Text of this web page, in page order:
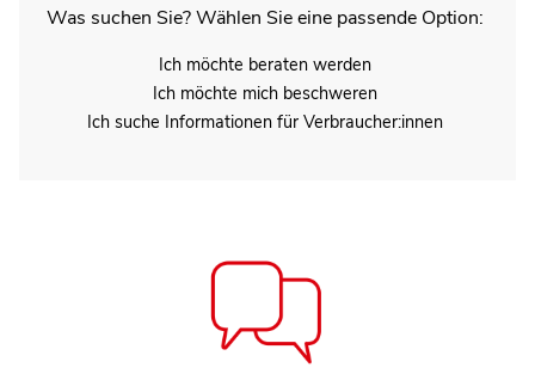
Was suchen Sie? Wählen Sie eine passende Option:
Ich möchte beraten werden
Ich möchte mich beschweren
Ich suche Informationen für Verbraucher:innen